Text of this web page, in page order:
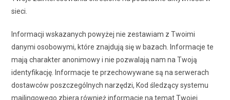
sieci.
Informacji wskazanych powyżej nie zestawiam z Twoimi
danymi osobowymi, które znajdują się w bazach. Informacje te
mają charakter anonimowy i nie pozwalają nam na Twoją
identyfikację. Informacje te przechowywane są na serwerach
dostawców poszczególnych narzędzi, Kod śledzący systemu
mailingowego zbiera również informacje na temat Twojej